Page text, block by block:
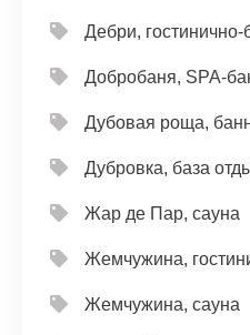
Дебри,
Добробаня, SPA-
Дубовая роща,
Дубровка, база
Жар де Пар, сауна
Жемчужина,
Жемчужина, сауна